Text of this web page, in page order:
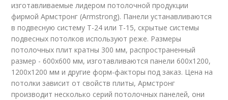
изготавливаемые лидером потолочной продукции
фирмой Армстронг (Armstrong). Панели устанавливаются
в подвесную систему Т-24 или Т-15, скрытые системы
подвесных потолков используют реже. Размеры
потолочных плит кратны 300 мм, распространенный
размер - 600х600 мм, изготавливаются панели 600х1200,
1200х1200 мм и другие форм-факторы под заказ. Цена на
потолки зависит от свойств плиты, Армстронг
производит несколько серий потолочных панелей, они